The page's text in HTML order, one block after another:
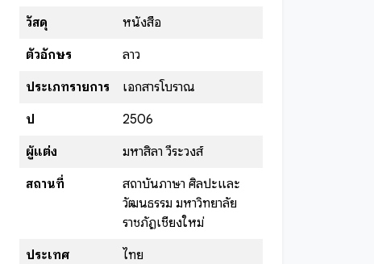
วัสดุ
หนังสือ
ตัวอักษร
ลาว
ประเภทรายการ
เอกสารโบราณ
ปี
2506
ผู้แต่ง
มหาสิลา วีระวงส์
สถานที่
สถาบันภาษา ศิลปะและ
วัฒนธรรม มหาวิทยาลัย
ราชภัฏเชียงใหม่
ประเทศ
ไทย